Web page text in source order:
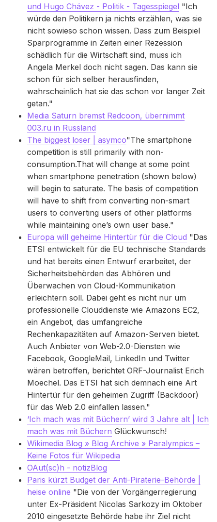
und Hugo Chávez - Politik - Tagesspiegel "Ich
würde den Politikern ja nichts erzählen, was sie
nicht sowieso schon wissen. Dass zum Beispiel
Sparprogramme in Zeiten einer Rezession
schädlich für die Wirtschaft sind, muss ich
Angela Merkel doch nicht sagen. Das kann sie
schon für sich selber herausfinden,
wahrscheinlich hat sie das schon vor langer Zeit
getan."
Media Saturn bremst Redcoon, übernimmt
003.ru in Russland
The biggest loser | asymco"The smartphone
competition is still primarily with non-
consumption.That will change at some point
when smartphone penetration (shown below)
will begin to saturate. The basis of competition
will have to shift from converting non-smart
users to converting users of other platforms
while maintaining one’s own user base."
Europa will geheime Hintertür für die Cloud "Das
ETSI entwickelt für die EU technische Standards
und hat bereits einen Entwurf erarbeitet, der
Sicherheitsbehörden das Abhören und
Überwachen von Cloud-Kommunikation
erleichtern soll. Dabei geht es nicht nur um
professionelle Clouddienste wie Amazons EC2,
ein Angebot, das umfangreiche
Rechenkapazitäten auf Amazon-Serven bietet.
Auch Anbieter von Web-2.0-Diensten wie
Facebook, GoogleMail, LinkedIn und Twitter
wären betroffen, berichtet ORF-Journalist Erich
Moechel. Das ETSI hat sich demnach eine Art
Hintertür für den geheimen Zugriff (Backdoor)
für das Web 2.0 einfallen lassen."
‘Ich mach was mit Büchern’ wird 3 Jahre alt | Ich
mach was mit Büchern Glückwunsch!
Wikimedia Blog » Blog Archive » Paralympics –
Keine Fotos für Wikipedia
OAut(sc)h - notizBlog
Paris kürzt Budget der Anti-Piraterie-Behörde |
heise online "Die von der Vorgängerregierung
unter Ex-Präsident Nicolas Sarkozy im Oktober
2010 eingesetzte Behörde habe ihr Ziel nicht